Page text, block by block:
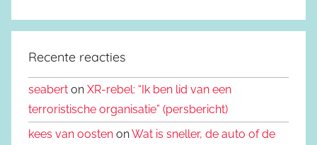
Recente reacties
seabert on XR-rebel: “Ik ben lid van een
terroristische organisatie” (persbericht)
kees van oosten onWat is sneller, de auto of de